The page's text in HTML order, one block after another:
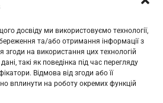
досвіду ми використовуємо технології,
та/або отримання інформації з
на використання цих технологій
такі як поведінка під час перегляду
Відмова від згоди або її
вплинути на роботу окремих функцій